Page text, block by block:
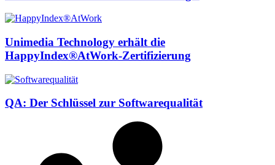
Unimedia Technology erhält die
HappyIndex®AtWork-Zertifizierung
QA: Der Schlüssel zur Softwarequalität